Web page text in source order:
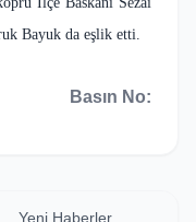
Bayuk da eşlik etti.
Basın No:
Yeni Haberler